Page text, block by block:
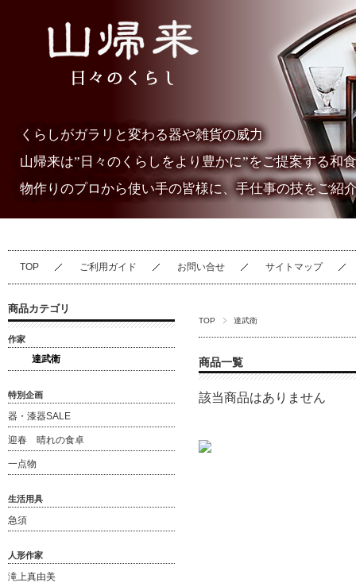
くらしがガラリと変わる器や雑貨の威力
山帰来は”日々のくらしをより豊かに”をご提案する和
物作りのプロから使い手の皆様に、手仕事の技をご紹
TOP ご利用ガイド お問い合せ サイトマップ
TOP 達武衛
商品一覧
該当商品はありません
商品カテゴリ
作家
達武衛
特別企画
器・漆器SALE
迎春 晴れの食卓
一点物
生活用具
急須
人形作家
滝上真由美